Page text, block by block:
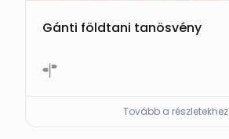
Gánti földtani tanösvény
Tovább a részletekhez